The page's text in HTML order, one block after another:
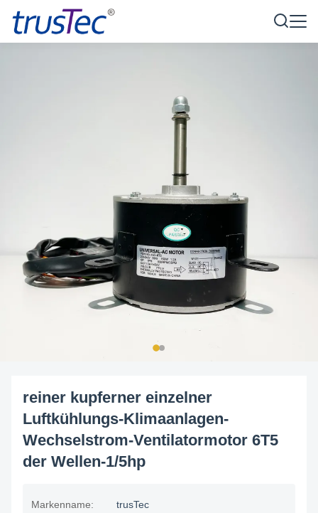
reiner kupferner einzelner
Luftkühlungs-Klimaanlagen-
Wechselstrom-Ventilatormotor 6T5
der Wellen-1/5hp
Markenname: trusTec